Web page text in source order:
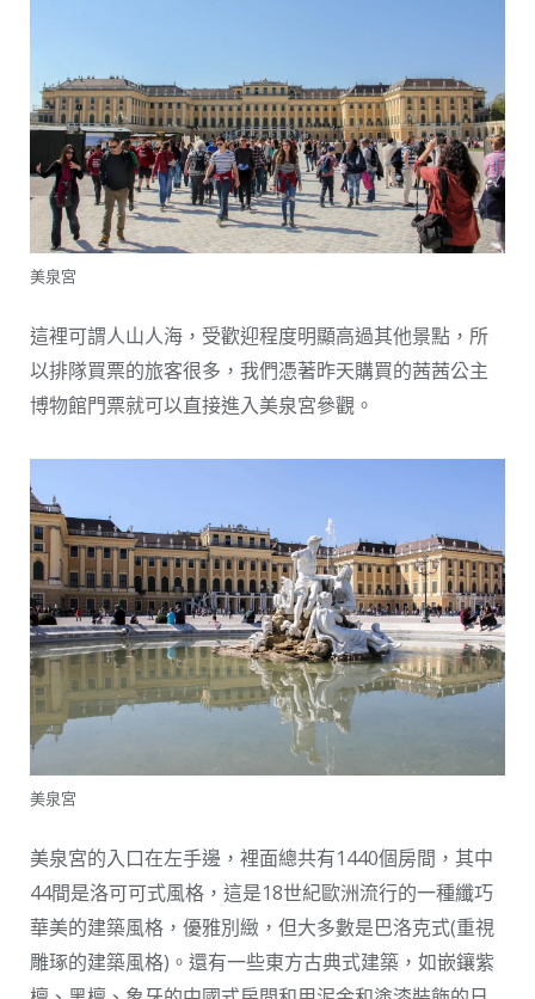
美泉宮
這裡可謂人山人海，受歡迎程度明顯高過其他景點，所
以排隊買票的旅客很多，我們憑著昨天購買的茜茜公主
博物館門票就可以直接進入美泉宮參觀。
美泉宮
美泉宮的入口在左手邊，裡面總共有1440個房間，其中
44間是洛可可式風格，這是18世紀歐洲流行的一種纖巧
華美的建築風格，優雅別緻，但大多數是巴洛克式(重視
雕琢的建築風格)。還有一些東方古典式建築，如嵌鑲紫